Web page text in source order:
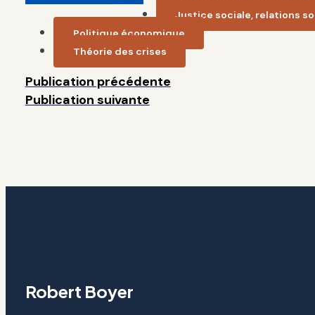
Justice sociale, relations
Politique économique
Théorie des crises
Publication précédente
Publication suivante
Robert Boyer